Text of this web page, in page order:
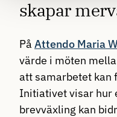
skapar
PåAttendo Maria
värde i möten
att samarbetet kan
Initiativet visar hur
brevväxling kan